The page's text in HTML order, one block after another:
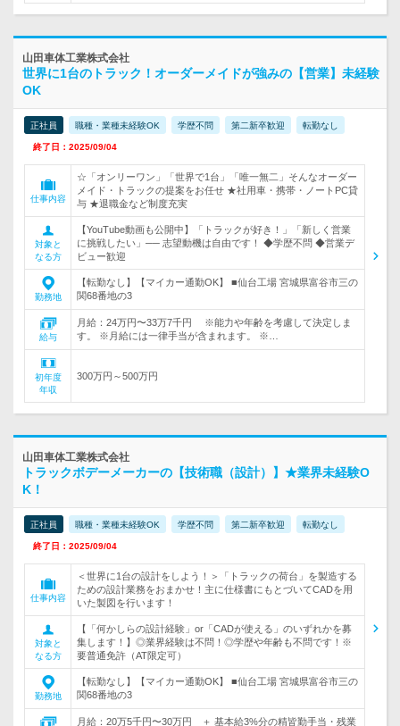
山田車体工業株式会社
世界に1台のトラック！オーダーメイドが強みの【営業】未経験
OK
正社員 職種・業種未経験OK 学歴不問 第二新卒歓迎 転勤なし
終了日：2025/09/04
仕事内容
☆「オンリーワン」「世界で1台」「唯一無二」そんなオーダー
メイド・トラックの提案をお任せ ★社用車・携帯・ノートPC貸
与 ★退職金など制度充実
対象と
なる方
【YouTube動画も公開中】「トラックが好き！」「新しく営業
に挑戦したい」── 志望動機は自由です！ ◆学歴不問 ◆営業デ
ビュー歓迎
勤務地
【転勤なし】【マイカー通勤OK】 ■仙台工場 宮城県富谷市三の
関68番地の3
給与
月給：24万円〜33万7千円 ※能力や年齢を考慮して決定しま
す。 ※月給には一律手当が含まれます。 ※…
初年度
年収
300万円～500万円
山田車体工業株式会社
トラックボデーメーカーの【技術職（設計）】★業界未経験O
K！
正社員 職種・業種未経験OK 学歴不問 第二新卒歓迎 転勤なし
終了日：2025/09/04
仕事内容
＜世界に1台の設計をしよう！＞「トラックの荷台」を製造する
ための設計業務をおまかせ！主に仕様書にもとづいてCADを用
いた製図を行います！
対象と
なる方
【「何かしらの設計経験」or「CADが使える」のいずれかを募
集します！】◎業界経験は不問！◎学歴や年齢も不問です！※
要普通免許（AT限定可）
勤務地
【転勤なし】【マイカー通勤OK】 ■仙台工場 宮城県富谷市三の
関68番地の3
月給：20万5千円〜30万円 ＋ 基本給3%分の精皆勤手当・残業